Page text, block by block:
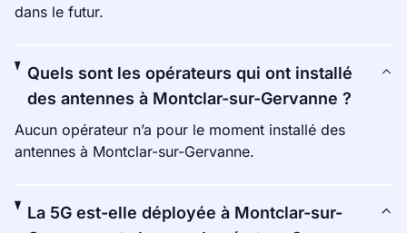
dans le futur.
Quels sont les opérateurs qui ont installé
des antennes à Montclar-sur-Gervanne ?
Aucun opérateur n’a pour le moment installé des
antennes à Montclar-sur-Gervanne.
La 5G est-elle déployée à Montclar-sur-